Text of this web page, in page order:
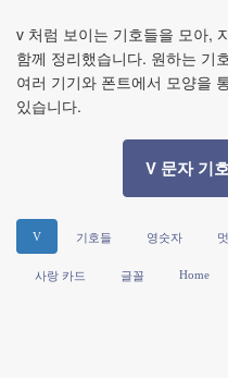
v 처럼 보이는 기호들을 모아,
함께 정리했습니다. 원하는 기
여러 기기와 폰트에서 모양을
있습니다.
V 문자 기
V 기호들 영숫자
사랑 카드 글꼴 Home